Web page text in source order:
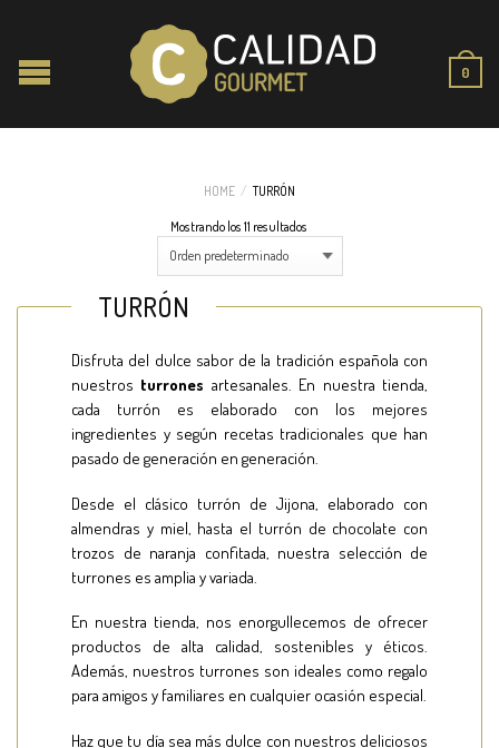
0
HOME / TURRÓN
Mostrando los 11 resultados
TURRÓN
Disfruta del dulce sabor de la tradición española con
nuestros turrones artesanales. En nuestra tienda,
cada turrón es elaborado con los mejores
ingredientes y según recetas tradicionales que han
pasado de generación en generación.
Desde el clásico turrón de Jijona, elaborado con
almendras y miel, hasta el turrón de chocolate con
trozos de naranja confitada, nuestra selección de
turrones es amplia y variada.
En nuestra tienda, nos enorgullecemos de ofrecer
productos de alta calidad, sostenibles y éticos.
Además, nuestros turrones son ideales como regalo
para amigos y familiares en cualquier ocasión especial.
Haz que tu día sea más dulce con nuestros deliciosos